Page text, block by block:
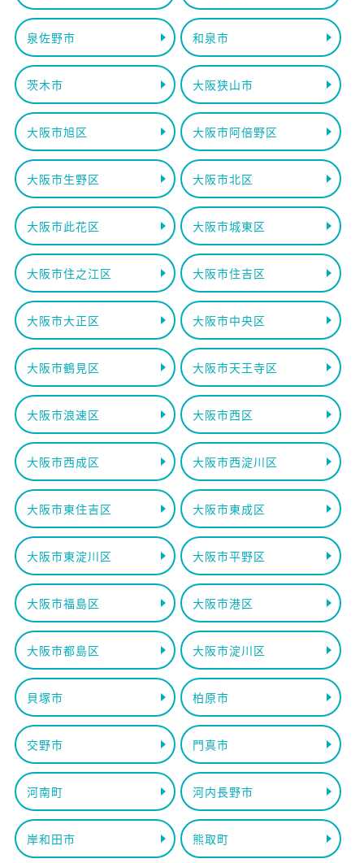
泉佐野市 和泉市
茨木市 大阪狭山市
大阪市旭区 大阪市阿倍野区
大阪市生野区 大阪市北区
大阪市此花区 大阪市城東区
大阪市住之江区 大阪市住吉区
大阪市大正区 大阪市中央区
大阪市鶴見区 大阪市天王寺区
大阪市浪速区 大阪市西区
大阪市西成区 大阪市西淀川区
大阪市東住吉区 大阪市東成区
大阪市東淀川区 大阪市平野区
大阪市福島区 大阪市港区
大阪市都島区 大阪市淀川区
貝塚市 柏原市
交野市 門真市
河南町 河内長野市
岸和田市 熊取町